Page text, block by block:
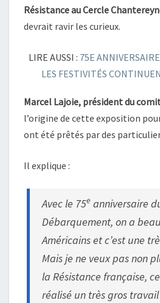
Résistance au Cercle
devrait ravir les curieux.
LIRE AUSSI : 75E
LES FESTIVITÉS
Marcel Lajoie, président du
l’origine de cette exposition
ont été prêtés par des
Il explique :
Avec le 75e anniversaire
Débarquement, on a
Américains et c’est une
Mais je ne veux pas non
la Résistance française,
réalisé un très gros